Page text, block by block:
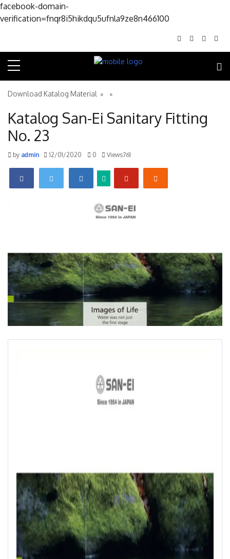
facebook-domain-
verification=fnqr8i5hikdqu5ufnla9ze8n466100
Download Katalog Material » »
Katalog San-Ei Sanitary Fitting
No. 23
byadmin 12/01/2020 0 Views761